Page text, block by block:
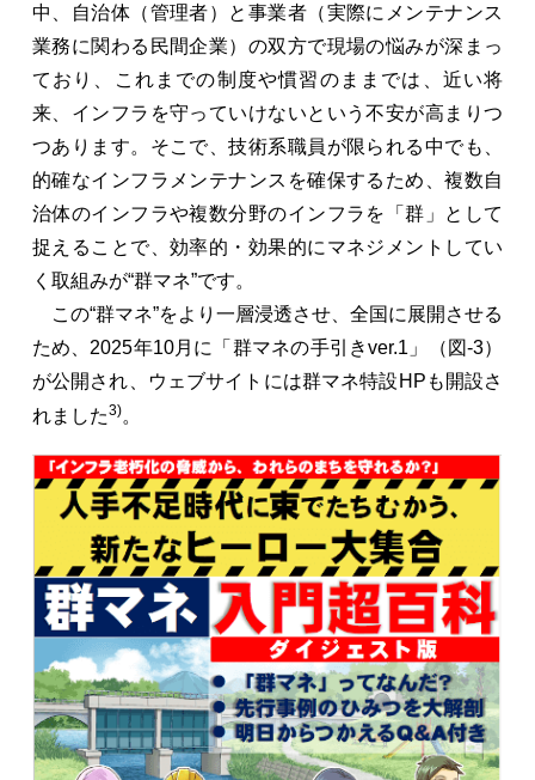
中、自治体（管理者）と事業者（実際にメンテナンス
業務に関わる民間企業）の双方で現場の悩みが深まっ
ており、これまでの制度や慣習のままでは、近い将
来、インフラを守っていけないという不安が高まりつ
つあります。そこで、技術系職員が限られる中でも、
的確なインフラメンテナンスを確保するため、複数自
治体のインフラや複数分野のインフラを「群」として
捉えることで、効率的・効果的にマネジメントしてい
く取組みが“群マネ”です。
この“群マネ”をより一層浸透させ、全国に展開させる
ため、2025年10月に「群マネの手引きver.1」（図-3）
が公開され、ウェブサイトには群マネ特設HPも開設さ
れました3)。